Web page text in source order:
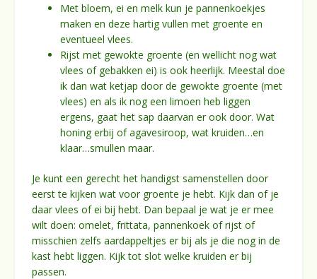
Met bloem, ei en melk kun je pannenkoekjes
maken en deze hartig vullen met groente en
eventueel vlees.
Rijst met gewokte groente (en wellicht nog wat
vlees of gebakken ei) is ook heerlijk. Meestal doe
ik dan wat ketjap door de gewokte groente (met
vlees) en als ik nog een limoen heb liggen
ergens, gaat het sap daarvan er ook door. Wat
honing erbij of agavesiroop, wat kruiden…en
klaar…smullen maar.
Je kunt een gerecht het handigst samenstellen door
eerst te kijken wat voor groente je hebt. Kijk dan of je
daar vlees of ei bij hebt. Dan bepaal je wat je er mee
wilt doen: omelet, frittata, pannenkoek of rijst of
misschien zelfs aardappeltjes er bij als je die nog in de
kast hebt liggen. Kijk tot slot welke kruiden er bij
passen.